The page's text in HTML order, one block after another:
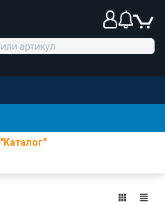
"Каталог"